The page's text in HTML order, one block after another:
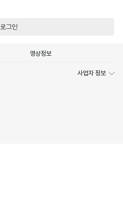
로그인
영상정보
사업자 정보